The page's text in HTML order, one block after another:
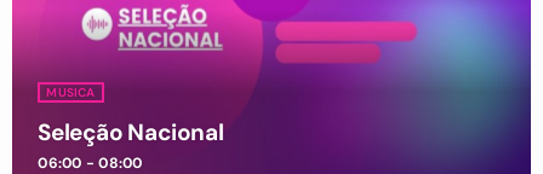
MUSICA
Seleção Nacional
06:00 - 08:00